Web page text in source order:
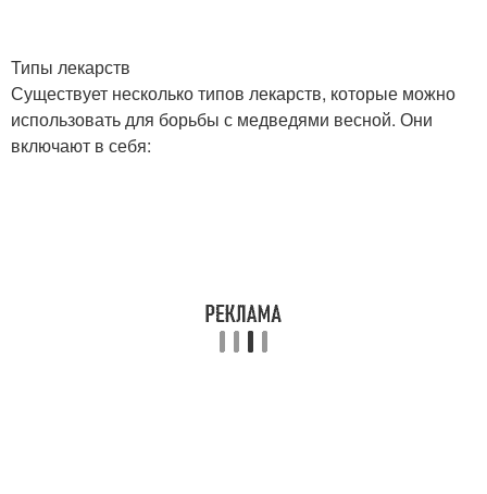
Типы лекарств
Существует несколько типов лекарств, которые можно
использовать для борьбы с медведями весной. Они
включают в себя: